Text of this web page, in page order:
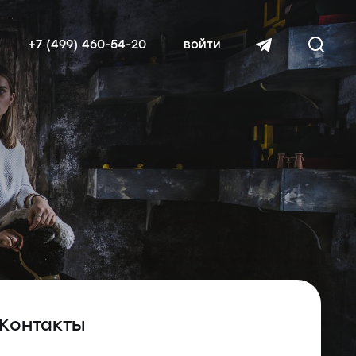
читать далее
+7 (499) 460-54-20 войти
Контакты